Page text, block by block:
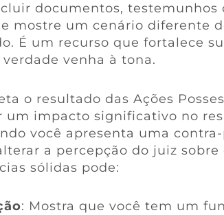
documentos, testemunhos
mostre um cenário diferente
É um recurso que fortalece
venha à tona.
o resultado das Ações
um impacto significativo no
você apresenta uma
a percepção do juiz sobre
sólidas pode:
: Mostra que você tem um